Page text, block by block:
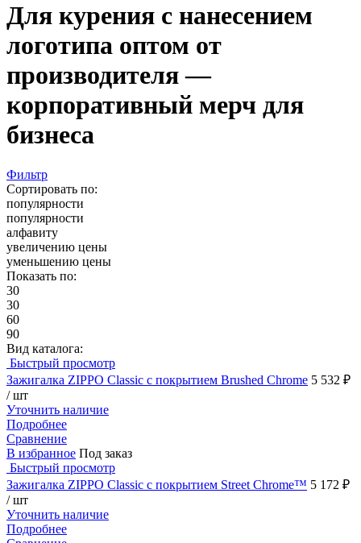
Для курения с нанесением
логотипа оптом от
производителя —
корпоративный мерч для
бизнеса
Фильтр
Сортировать по:
популярности
популярности
алфавиту
увеличению цены
уменьшению цены
Показать по:
30
30
60
90
Вид каталога:
Быстрый просмотр
Зажигалка ZIPPO Classic с покрытием Brushed Chrome 5 532 ₽
/ шт
Уточнить наличие
Подробнее
Сравнение
В избранное Под заказ
Быстрый просмотр
Зажигалка ZIPPO Classic с покрытием Street Chrome™ 5 172 ₽
/ шт
Уточнить наличие
Подробнее